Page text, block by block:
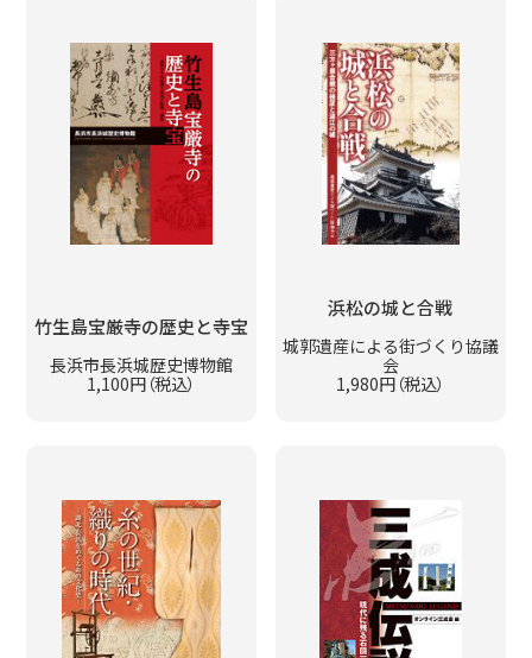
竹生島宝厳寺の歴史と寺宝
長浜市長浜城歴史博物館
1,100円（税込）
浜松の城と合戦
城郭遺産による街づくり協議
会
1,980円（税込）